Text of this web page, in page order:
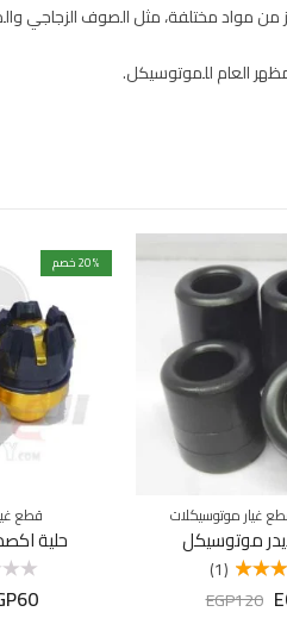
من مواد مختلفة، مثل الصوف الزجاجي
العام للموتوسيكل.
غيار موتوسيكلات
موتوسيكل
من 5
(1)
EGP120
20% خصم
قطع
حلية
60